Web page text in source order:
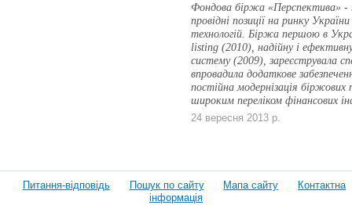
Фондова біржа «Перспектива» -
провідні позиції на ринку
технологій. Біржа першою в
listing (2010), надійну і ефективну
систему (2009), зареєструвала
впровадила додаткове
постійна модернізація біржових
широким переліком фінансових
24 вересня 2013 р.
Питання-відповідь Пошук по сайту Мапа сайту
Контактна
інформація